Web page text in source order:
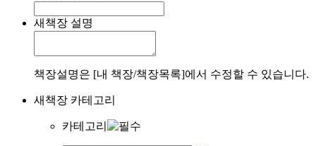
새책장 설명
책장설명은 [내 책장/책장목록]에서 수정할 수 있습니다.
새책장 카테고리
카테고리